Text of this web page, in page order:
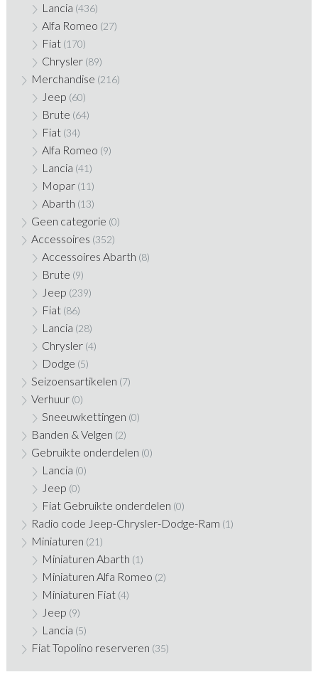
Lancia (436)
Alfa Romeo (27)
Fiat (170)
Chrysler (89)
Merchandise (216)
Jeep (60)
Brute (64)
Fiat (34)
Alfa Romeo (9)
Lancia (41)
Mopar (11)
Abarth (13)
Geen categorie (0)
Accessoires (352)
Accessoires Abarth (8)
Brute (9)
Jeep (239)
Fiat (86)
Lancia (28)
Chrysler (4)
Dodge (5)
Seizoensartikelen (7)
Verhuur (0)
Sneeuwkettingen (0)
Banden & Velgen (2)
Gebruikte onderdelen (0)
Lancia (0)
Jeep (0)
Fiat Gebruikte onderdelen (0)
Radio code Jeep-Chrysler-Dodge-Ram (1)
Miniaturen (21)
Miniaturen Abarth (1)
Miniaturen Alfa Romeo (2)
Miniaturen Fiat (4)
Jeep (9)
Lancia (5)
Fiat Topolino reserveren (35)